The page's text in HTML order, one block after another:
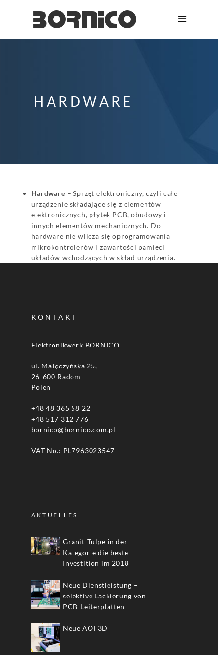
HARDWARE
Hardware – Sprzęt elektroniczny, czyli całe
urządzenie składające się z elementów
elektronicznych, płytek PCB, obudowy i
innych elementów mechanicznych. Do
hardware nie wlicza się oprogramowania
mikrokontrolerów i zawartości pamięci
układów wchodzących w skład urządzenia.
KONTAKT
Elektronikwerk BORNICO
ul. Małęczyńska 25,
26-600 Radom
Polen
+48 48 365 58 22
+48 517 312 776
bornico@bornico.com.pl
VAT No.: PL7963023547
AKTUELLES
Granit-Tulpe in der
Kategorie die beste
Investition im 2018
Neue Dienstleistung –
selektive Lackierung von
PCB-Leiterplatten
Neue AOI 3D